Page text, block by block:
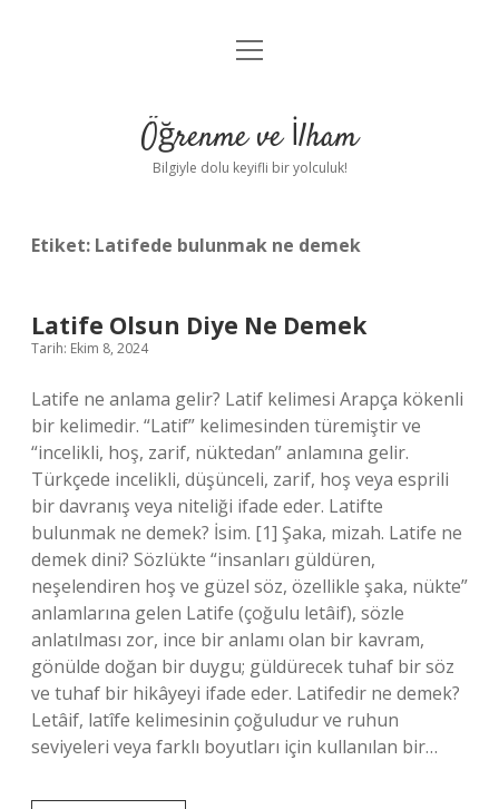
Anasayfa
Yasal Uyarı
menüyü
Öğrenme ve İlham
Bilgiyle dolu keyifli bir yolculuk!
Etiket: Latifede bulunmak ne demek
Latife Olsun Diye Ne Demek
Tarih: Ekim 8, 2024
Latife ne anlama gelir? Latif kelimesi Arapça kökenli
bir kelimedir. “Latif” kelimesinden türemiştir ve
“incelikli, hoş, zarif, nüktedan” anlamına gelir.
Türkçede incelikli, düşünceli, zarif, hoş veya esprili
bir davranış veya niteliği ifade eder. Latifte
bulunmak ne demek? İsim. [1] Şaka, mizah. Latife ne
demek dini? Sözlükte “insanları güldüren,
neşelendiren hoş ve güzel söz, özellikle şaka, nükte”
anlamlarına gelen Latife (çoğulu letâif), sözle
anlatılması zor, ince bir anlamı olan bir kavram,
gönülde doğan bir duygu; güldürecek tuhaf bir söz
ve tuhaf bir hikâyeyi ifade eder. Latifedir ne demek?
Letâif, latîfe kelimesinin çoğuludur ve ruhun
seviyeleri veya farklı boyutları için kullanılan bir…